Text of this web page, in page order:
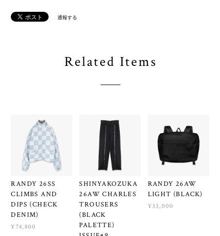
通報する
Related Items
RANDY 26SS
CLIMBS AND
DIPS (CHECK
DENIM)
¥74,800
SHINYAKOZUKA
26AW CHARLES
TROUSERS
(BLACK
PALETTE)
RANDY 26AW
LIGHT (BLACK)
¥33,000